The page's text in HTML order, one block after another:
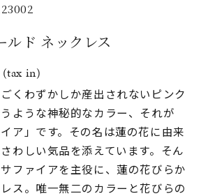
ルド ネックレス
(tax in)
くわずかしか産出されないピンク
ような神秘的なカラー、それが
ア」です。その名は蓮の花に由来
わしい気品を添えています。そん
ファイアを主役に、蓮の花びらか
ス。唯一無二のカラーと花びらの